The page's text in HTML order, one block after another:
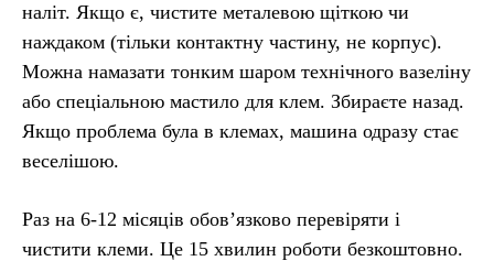
наліт. Якщо є, чистите металевою щіткою чи
наждаком (тільки контактну частину, не корпус).
Можна намазати тонким шаром технічного вазеліну
або спеціальною мастило для клем. Збираєте назад.
Якщо проблема була в клемах, машина одразу стає
веселішою.
Раз на 6-12 місяців обов’язково перевіряти і
чистити клеми. Це 15 хвилин роботи безкоштовно.